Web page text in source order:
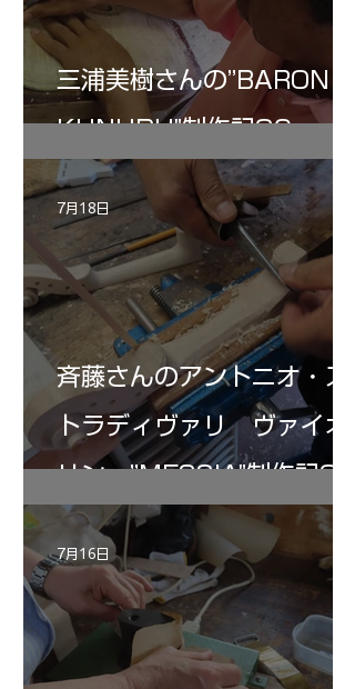
三浦美樹さんの”BARON・
KUNUPU"制作記30
斉藤さんのアントニオ・ス
トラディヴァリ ヴァイオ
リン ”MESSIA"制作記32
7月18日
7月16日